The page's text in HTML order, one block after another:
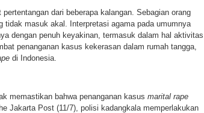
pertentangan dari beberapa kalangan. Sebagian orang
tidak masuk akal. Interpretasi agama pada umumnya
dengan penuh keyakinan, termasuk dalam hal aktivitas
penanganan kasus kekerasan dalam rumah tangga,
di Indonesia.
memastikan bahwa penanganan kasus marital rape
Jakarta Post (11/7), polisi kadangkala memperlakukan